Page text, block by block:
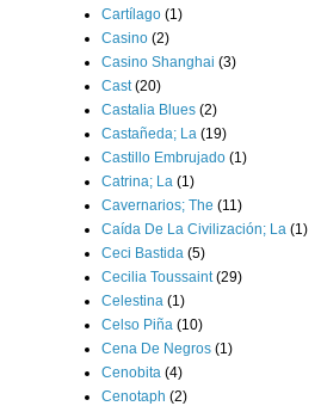
Cartílago (1)
Casino (2)
Casino Shanghai (3)
Cast (20)
Castalia Blues (2)
Castañeda; La (19)
Castillo Embrujado (1)
Catrina; La (1)
Cavernarios; The (11)
Caída De La Civilización; La (1)
Ceci Bastida (5)
Cecilia Toussaint (29)
Celestina (1)
Celso Piña (10)
Cena De Negros (1)
Cenobita (4)
Cenotaph (2)